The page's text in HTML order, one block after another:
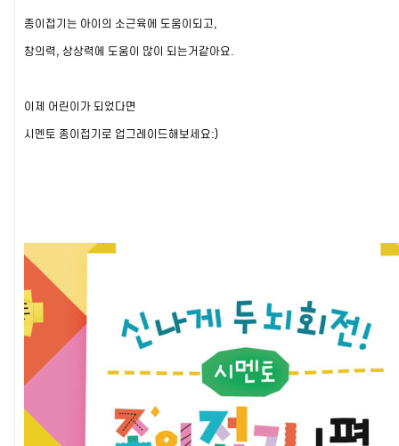
종이접기는 아이의 소근육에 도움이되고,
창의력, 상상력에 도움이 많이 되는거같아요.
이제 어린이가 되었다면
시멘토 종이접기로 업그레이드해보세요:)